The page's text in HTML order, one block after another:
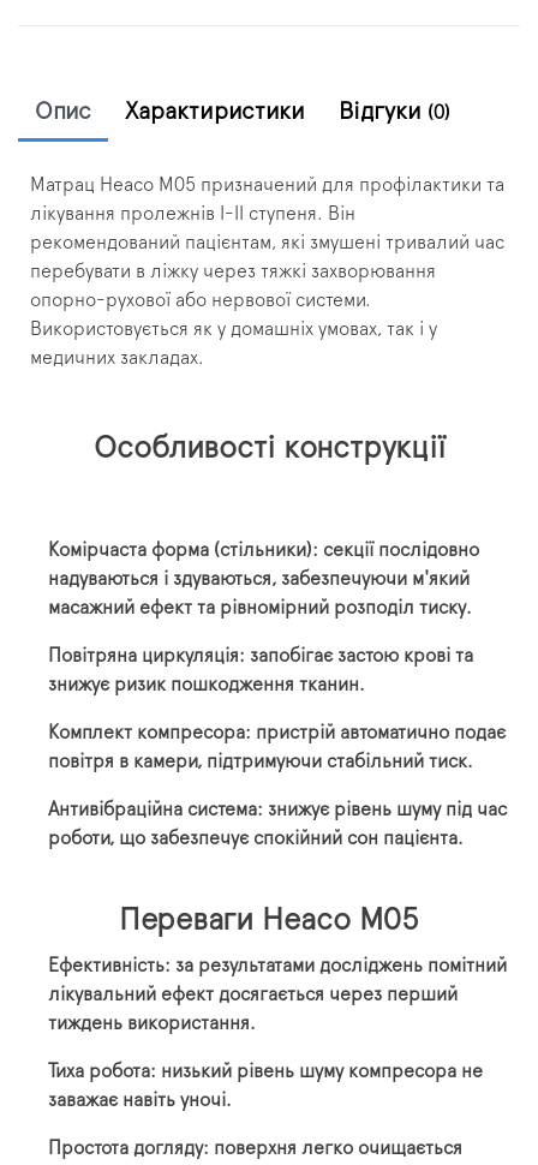
Опис Характиристики Відгуки (0)
Матрац Heaco M05 призначений для профілактики та
лікування пролежнів І-ІІ ступеня. Він
рекомендований пацієнтам, які змушені тривалий час
перебувати в ліжку через тяжкі захворювання
опорно-рухової або нервової системи.
Використовується як у домашніх умовах, так і у
медичних закладах.
Особливості конструкції
Комірчаста форма (стільники): секції послідовно
надуваються і здуваються, забезпечуючи м'який
масажний ефект та рівномірний розподіл тиску.
Повітряна циркуляція: запобігає застою крові та
знижує ризик пошкодження тканин.
Комплект компресора: пристрій автоматично подає
повітря в камери, підтримуючи стабільний тиск.
Антивібраційна система: знижує рівень шуму під час
роботи, що забезпечує спокійний сон пацієнта.
Переваги Heaco M05
Ефективність: за результатами досліджень помітний
лікувальний ефект досягається через перший
тиждень використання.
Тиха робота: низький рівень шуму компресора не
заважає навіть уночі.
Простота догляду: поверхня легко очищається